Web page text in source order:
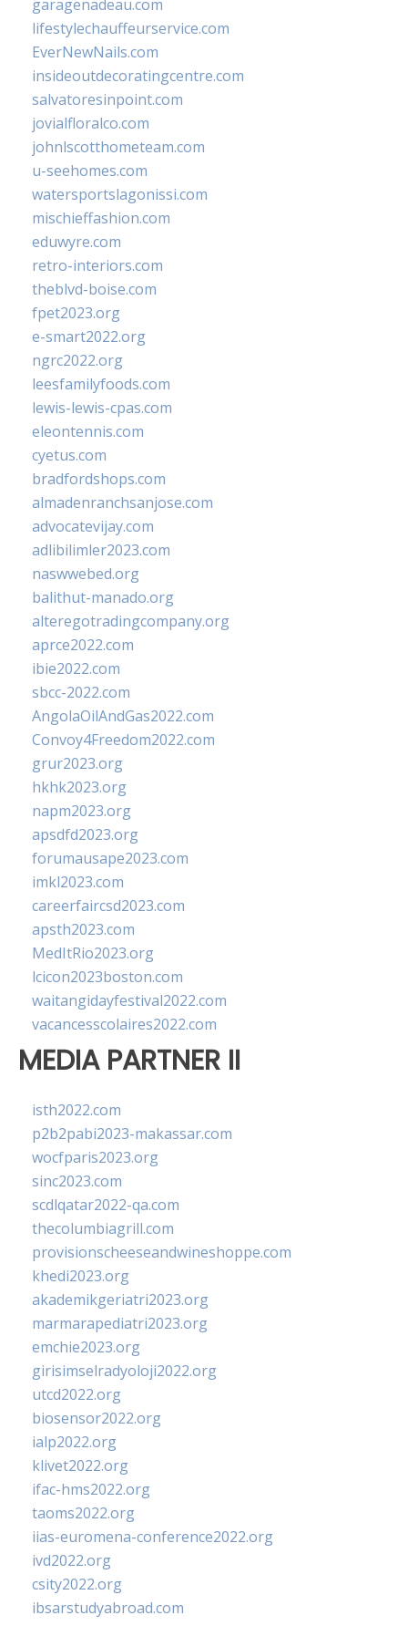
garagenadeau.com
lifestylechauffeurservice.com
EverNewNails.com
insideoutdecoratingcentre.com
salvatoresinpoint.com
jovialfloralco.com
johnlscotthometeam.com
u-seehomes.com
watersportslagonissi.com
mischieffashion.com
eduwyre.com
retro-interiors.com
theblvd-boise.com
fpet2023.org
e-smart2022.org
ngrc2022.org
leesfamilyfoods.com
lewis-lewis-cpas.com
eleontennis.com
cyetus.com
bradfordshops.com
almadenranchsanjose.com
advocatevijay.com
adlibilimler2023.com
naswwebed.org
balithut-manado.org
alteregotradingcompany.org
aprce2022.com
ibie2022.com
sbcc-2022.com
AngolaOilAndGas2022.com
Convoy4Freedom2022.com
grur2023.org
hkhk2023.org
napm2023.org
apsdfd2023.org
forumausape2023.com
imkl2023.com
careerfaircsd2023.com
apsth2023.com
MedItRio2023.org
lcicon2023boston.com
waitangidayfestival2022.com
vacancesscolaires2022.com
MEDIA PARTNER II
isth2022.com
p2b2pabi2023-makassar.com
wocfparis2023.org
sinc2023.com
scdlqatar2022-qa.com
thecolumbiagrill.com
provisionscheeseandwineshoppe.com
khedi2023.org
akademikgeriatri2023.org
marmarapediatri2023.org
emchie2023.org
girisimselradyoloji2022.org
utcd2022.org
biosensor2022.org
ialp2022.org
klivet2022.org
ifac-hms2022.org
taoms2022.org
iias-euromena-conference2022.org
ivd2022.org
csity2022.org
ibsarstudyabroad.com